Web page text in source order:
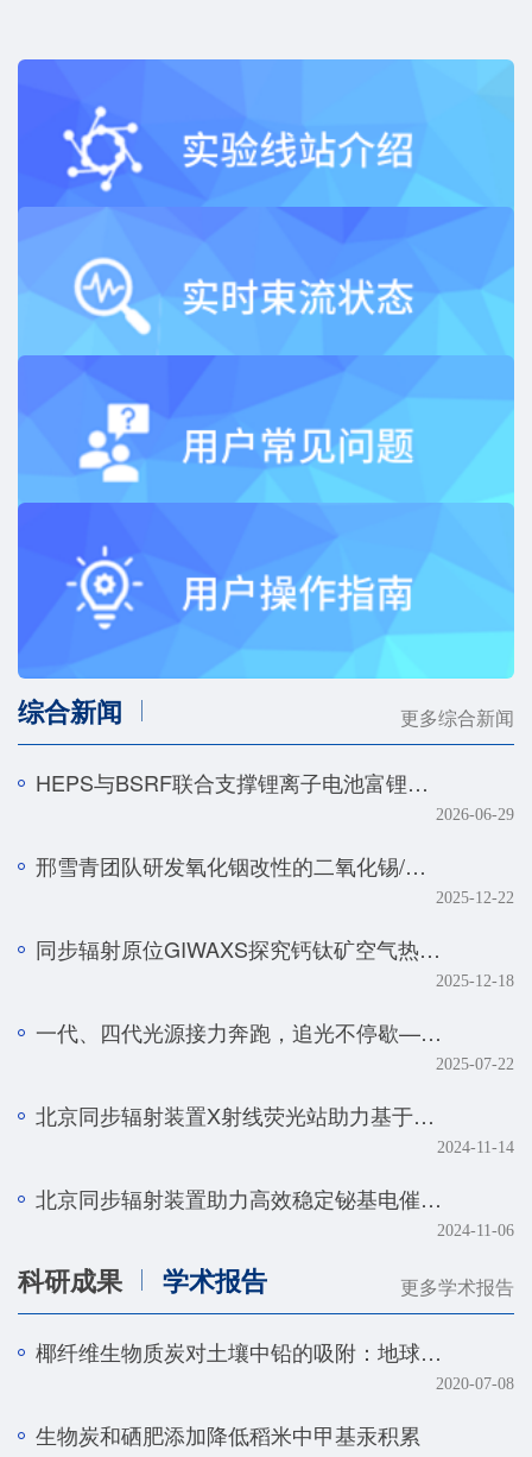
综合新闻 更多综合新闻
HEPS与BSRF联合支撑锂离子电池富锂正极快速化成机制研究
2026-06-29
邢雪青团队研发氧化铟改性的二氧化锡/石墨烯复合催化剂——实现强酸体系下工业级电流密度的高效二氧化碳-甲酸转化
2025-12-22
同步辐射原位GIWAXS探究钙钛矿空气热处理的降解机制
2025-12-18
一代、四代光源接力奔跑，追光不停歇——BSRF第二十九届用户学术年会暨HEPS用户研讨会顺利召开
2025-07-22
北京同步辐射装置X射线荧光站助力基于人工智能技术的金属组学研究取得系列进展
2024-11-14
北京同步辐射装置助力高效稳定铋基电催化剂研究取得新进展
2024-11-06
科研成果 学术报告 更多学术报告
椰纤维生物质炭对土壤中铅的吸附：地球化学和光谱学研究
2020-07-08
生物炭和硒肥添加降低稻米中甲基汞积累